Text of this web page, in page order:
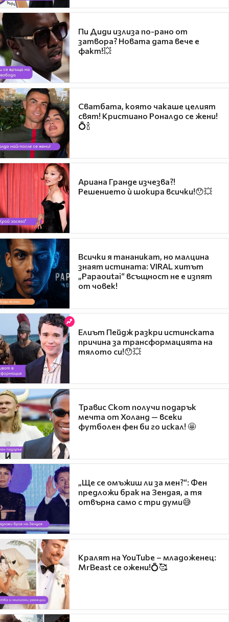
Пи Диди излиза по-рано от
затвора? Новата дата вече е
факт!💥
Сватбата, която чакаше целият
свят! Кристиано Роналдо се жени!
💍🍾
Ариана Гранде изчезва?!
Решението ѝ шокира всички!😯💥
Всички я тананикат, но малцина
знаят истината: VIRAL хитът
„Papaoutai“ всъщност не е изпят
от човек!
Елиът Пейдж разкри истинската
причина за трансформацията на
тялото си!😯💥
Травис Скот получи подарък
мечта от Холанд — всеки
футболен фен би го искал! 🤩
„Ще се омъжиш ли за мен?“: Фен
предложи брак на Зендая, а тя
отвърна само с три думи😅
Кралят на YouTube – младоженец:
MrBeast се ожени!💍🥰